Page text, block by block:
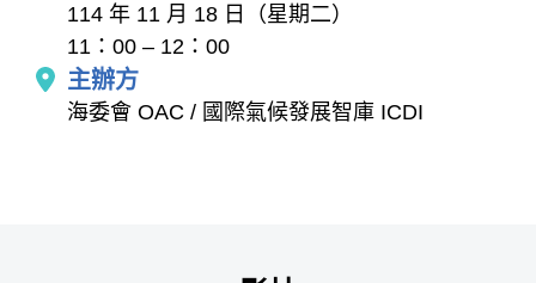
114 年 11 月 18 日（星期二）
11：00 – 12：00
主辦方
海委會 OAC / 國際氣候發展智庫 ICDI